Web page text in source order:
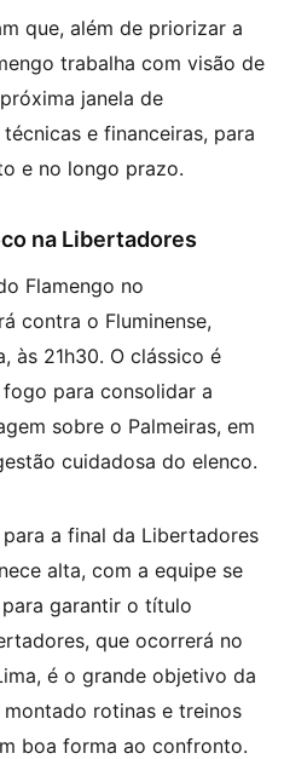
que, além de priorizar a
trabalha com visão de
janela de
e financeiras, para
e no longo prazo.
na Libertadores
Flamengo no
contra o Fluminense,
às 21h30. O clássico é
para consolidar a
sobre o Palmeiras, em
cuidadosa do elenco.
a final da Libertadores
alta, com a equipe se
garantir o título
que ocorrerá no
é o grande objetivo da
rotinas e treinos
boa forma ao confronto.